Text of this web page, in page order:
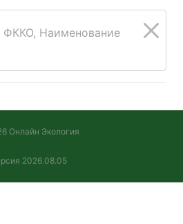
ФККО, Наименование
Онлайн Экология
2026.08.05